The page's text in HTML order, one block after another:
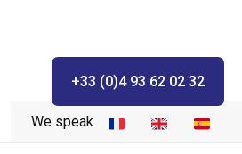
We speak
+33 (0)4 93 62 02 32